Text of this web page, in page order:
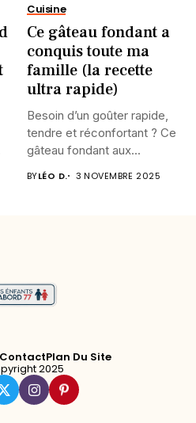
Cuisine
Ce gâteau fondant a
conquis toute ma
famille (la recette
ultra rapide)
Besoin d’un goûter rapide,
tendre et réconfortant ? Ce
gâteau fondant aux...
BYLÉO D. 3 NOVEMBRE 2025
ContactPlan Du Site
2025